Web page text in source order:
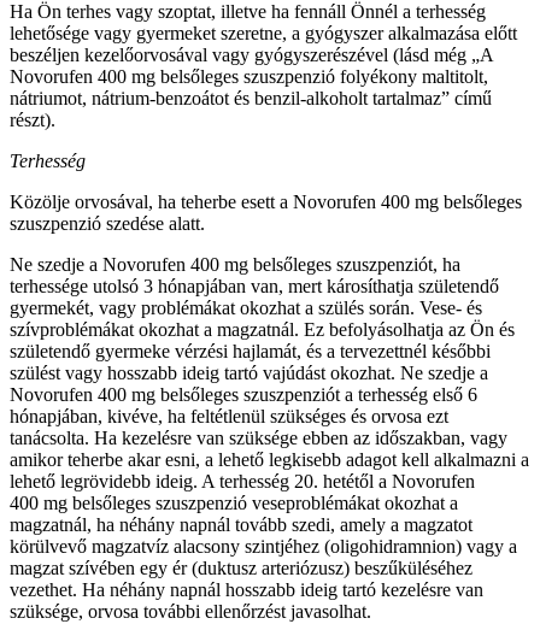
Ha Ön terhes vagy szoptat, illetve ha fennáll Önnél a terhesség
lehetősége vagy gyermeket szeretne, a gyógyszer alkalmazása előtt
beszéljen kezelőorvosával vagy gyógyszerészével (lásd még „A
Novorufen 400 mg belsőleges szuszpenzió folyékony maltitolt,
nátriumot, nátrium-benzoátot és benzil-alkoholt tartalmaz” című
részt).
Terhesség
Közölje orvosával, ha teherbe esett a Novorufen 400 mg belsőleges
szuszpenzió szedése alatt.
Ne szedje a Novorufen 400 mg belsőleges szuszpenziót, ha
terhessége utolsó 3 hónapjában van, mert károsíthatja születendő
gyermekét, vagy problémákat okozhat a szülés során. Vese- és
szívproblémákat okozhat a magzatnál. Ez befolyásolhatja az Ön és
születendő gyermeke vérzési hajlamát, és a tervezettnél későbbi
szülést vagy hosszabb ideig tartó vajúdást okozhat. Ne szedje a
Novorufen 400 mg belsőleges szuszpenziót a terhesség első 6
hónapjában, kivéve, ha feltétlenül szükséges és orvosa ezt
tanácsolta. Ha kezelésre van szüksége ebben az időszakban, vagy
amikor teherbe akar esni, a lehető legkisebb adagot kell alkalmazni a
lehető legrövidebb ideig. A terhesség 20. hetétől a Novorufen
400 mg belsőleges szuszpenzió veseproblémákat okozhat a
magzatnál, ha néhány napnál tovább szedi, amely a magzatot
körülvevő magzatvíz alacsony szintjéhez (oligohidramnion) vagy a
magzat szívében egy ér (duktusz arteriózusz) beszűküléséhez
vezethet. Ha néhány napnál hosszabb ideig tartó kezelésre van
szüksége, orvosa további ellenőrzést javasolhat.